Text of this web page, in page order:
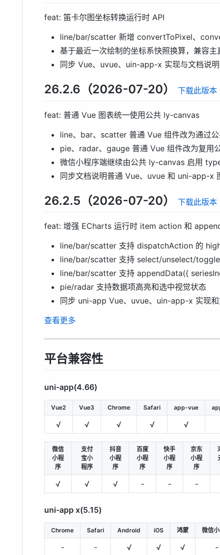
feat: 笛卡尔图坐标转换运行时 API
line/bar/scatter 新增 convertToPixel、
基于最近一次绘制的坐标系快照换算，兼容
同步 Vue、uvue、uin-app-x 实现与文档说明
26.2.6（2026-07-20） 下载此版本
feat: 普通 Vue 图表统一使用公共 ly-canvas
line、bar、scatter 普通 Vue 组件改为通过
pie、radar、gauge 普通 Vue 组件改为复用
微信小程序端继续由公共 ly-canvas 启用
同步文档说明普通 Vue、uvue 和 uni-app-x
26.2.5（2026-07-20） 下载此版本
feat: 增强 ECharts 运行时 item action 和
line/bar/scatter 支持 dispatchAction 的
line/bar/scatter 支持 select/unselect/
line/bar/scatter 支持 appendData({
pie/radar 支持数据项高亮和选中视觉状态
同步 uni-app Vue、uvue、uin-app-x 实现
查看更多
平台兼容性
uni-app(4.66)
Vue2 Vue3 Chrome Safari app-vue
√ √ √ √ √
微信
小程
序
支付
宝小
程序
抖音
小程
序
百度
小程
序
快手
小程
序
京东
小程
序
√ √ √ - - -
uni-app x(5.15)
Chrome Safari Android iOS 鸿蒙 微信
- - √ √ √ -